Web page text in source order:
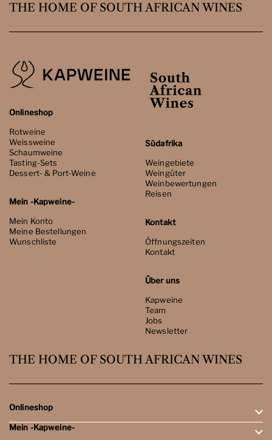
THE HOME OF SOUTH AFRICAN WINES
Onlineshop
Rotweine
Weissweine
Schaumweine
Tasting-Sets
Dessert- & Port-Weine
Mein -Kapweine-
Mein Konto
Meine Bestellungen
Wunschliste
Südafrika
Weingebiete
Weingüter
Weinbewertungen
Reisen
Kontakt
Öffnungszeiten
Kontakt
Über uns
Kapweine
Team
Jobs
Newsletter
THE HOME OF SOUTH AFRICAN WINES
Onlineshop
Rotweine
Mein -Kapweine-